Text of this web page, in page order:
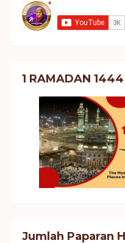
1 RAMADAN
Jumlah Paparan